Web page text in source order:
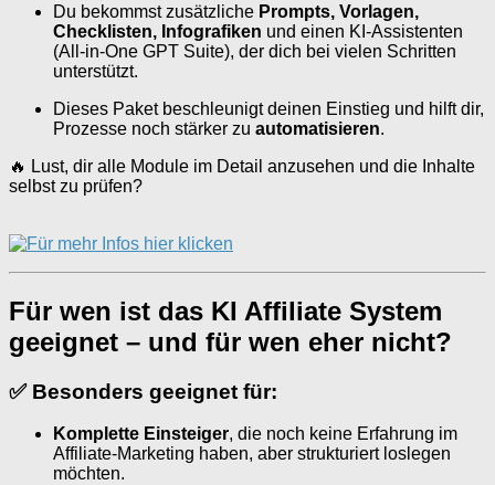
Du bekommst zusätzliche Prompts, Vorlagen,
Checklisten, Infografiken und einen KI-Assistenten
(All-in-One GPT Suite), der dich bei vielen Schritten
unterstützt.
Dieses Paket beschleunigt deinen Einstieg und hilft dir,
Prozesse noch stärker zu automatisieren.
🔥 Lust, dir alle Module im Detail anzusehen und die Inhalte
selbst zu prüfen?
Für wen ist das KI Affiliate System
geeignet – und für wen eher nicht?
✅ Besonders geeignet für:
Komplette Einsteiger, die noch keine Erfahrung im
Affiliate-Marketing haben, aber strukturiert loslegen
möchten.